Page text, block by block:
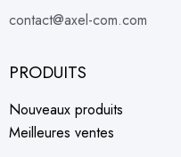
contact@axel-com.com
PRODUITS
Nouveaux produits
Meilleures ventes